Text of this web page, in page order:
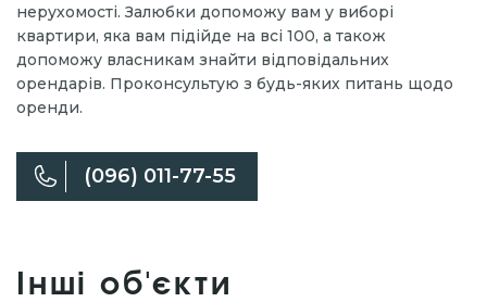
нерухомості. Залюбки допоможу вам у виборі
квартири, яка вам підійде на всі 100, а також
допоможу власникам знайти відповідальних
орендарів. Проконсультую з будь-яких питань щодо
оренди.
(096) 011-77-55
Інші об'єкти